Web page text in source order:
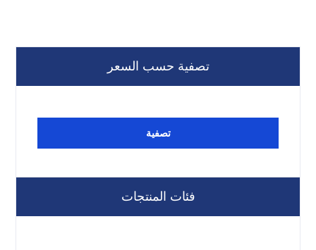
تصفية حسب السعر
تصفية
فئات المنتجات